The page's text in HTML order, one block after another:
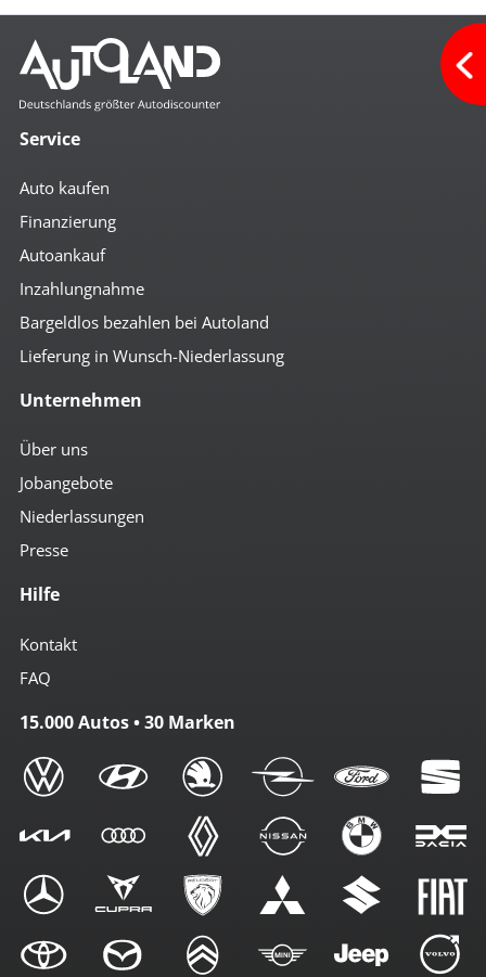
Service
Auto kaufen
Finanzierung
Autoankauf
Inzahlungnahme
Bargeldlos bezahlen bei Autoland
Lieferung in Wunsch-Niederlassung
Unternehmen
Über uns
Jobangebote
Niederlassungen
Presse
Hilfe
Kontakt
FAQ
15.000 Autos • 30 Marken